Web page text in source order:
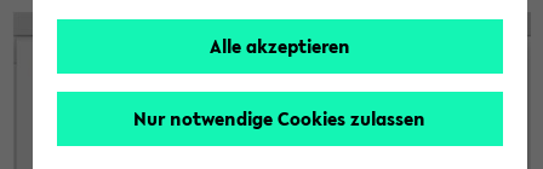
Alle akzeptieren
Nur notwendige Cookies zulassen